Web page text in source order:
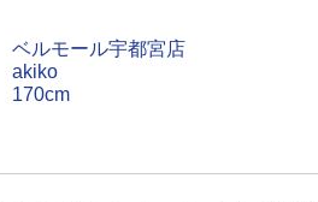
ベルモール宇都宮店
akiko
170cm